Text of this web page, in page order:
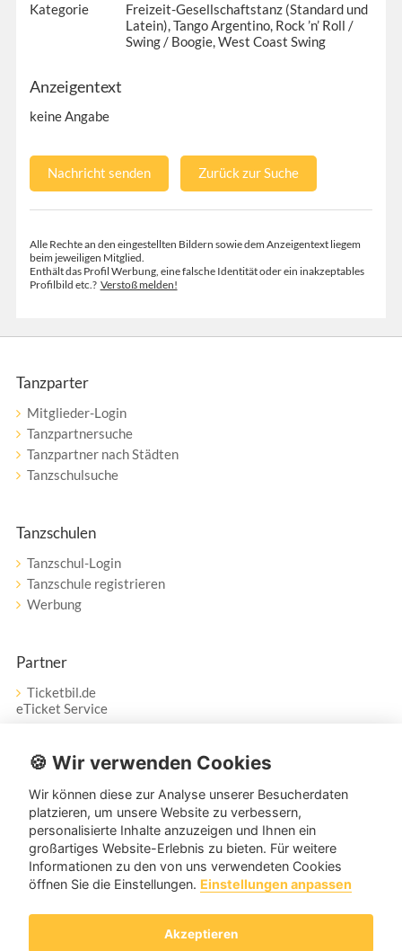
Kategorie
Freizeit-Gesellschaftstanz (Standard und
Latein), Tango Argentino, Rock ’n’ Roll /
Swing / Boogie, West Coast Swing
Anzeigentext
keine Angabe
Nachricht senden Zurück zur Suche
Alle Rechte an den eingestellten Bildern sowie dem Anzeigentext liegem
beim jeweiligen Mitglied.
Enthält das Profil Werbung, eine falsche Identität oder ein inakzeptables
Profilbild etc.? Verstoß melden!
Tanzparter
Mitglieder-Login
Tanzpartnersuche
Tanzpartner nach Städten
Tanzschulsuche
Tanzschulen
Tanzschul-Login
Tanzschule registrieren
Werbung
Partner
Ticketbil.de
eTicket Service
Vertrag widerrufen
Service
Unser Tanzpartner-Service hilft Ihnen bei Fragen und
Anregungen gerne weiter!
🍪 Wir verwenden Cookies
Wir können diese zur Analyse unserer Besucherdaten
platzieren, um unsere Website zu verbessern,
personalisierte Inhalte anzuzeigen und Ihnen ein
großartiges Website-Erlebnis zu bieten. Für weitere
Informationen zu den von uns verwendeten Cookies
öffnen Sie die Einstellungen. Einstellungen anpassen
Akzeptieren